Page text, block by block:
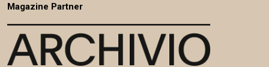
Magazine Partner